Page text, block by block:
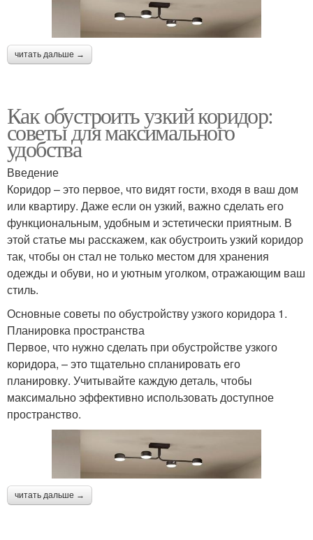
читать дальше →
Как обустроить узкий коридор:
советы для максимального
удобства
Введение
Коридор – это первое, что видят гости, входя в ваш дом
или квартиру. Даже если он узкий, важно сделать его
функциональным, удобным и эстетически приятным. В
этой статье мы расскажем, как обустроить узкий коридор
так, чтобы он стал не только местом для хранения
одежды и обуви, но и уютным уголком, отражающим ваш
стиль.
Основные советы по обустройству узкого коридора 1.
Планировка пространства
Первое, что нужно сделать при обустройстве узкого
коридора, – это тщательно спланировать его
планировку. Учитывайте каждую деталь, чтобы
максимально эффективно использовать доступное
пространство.
читать дальше →